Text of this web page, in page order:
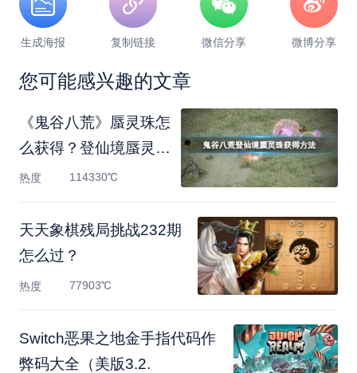
生成海报 复制链接 微信分享 微博分享
您可能感兴趣的文章
《鬼谷八荒》蜃灵珠怎
么获得？登仙境蜃灵珠
获
热度 114330℃
天天象棋残局挑战232期
怎么过？
热度 77903℃
Switch恶果之地金手指代码作
弊码大全（美版3.2.